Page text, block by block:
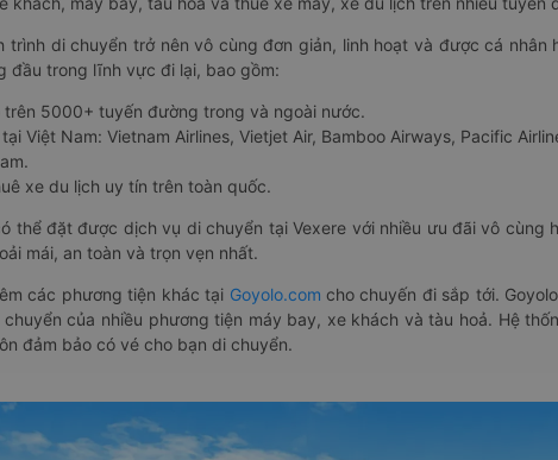
trình di chuyển trở nên vô cùng đơn giản, linh hoạt và được cá nhân
đầu trong lĩnh vực đi lại, bao gồm:
5000+ tuyến đường trong và ngoài nước.
Việt Nam: Vietnam Airlines, Vietjet Air, Bamboo Airways, Pacific
xe du lịch uy tín trên toàn quốc.
thể đặt được dịch vụ di chuyển tại Vexere với nhiều ưu đãi vô cùng
mái, an toàn và trọn vẹn nhất.
các phương tiện khác tại Goyolo.com cho chuyến đi sắp tới.
của nhiều phương tiện máy bay, xe khách và tàu hoả. Hệ
đảm bảo có vé cho bạn di chuyển.